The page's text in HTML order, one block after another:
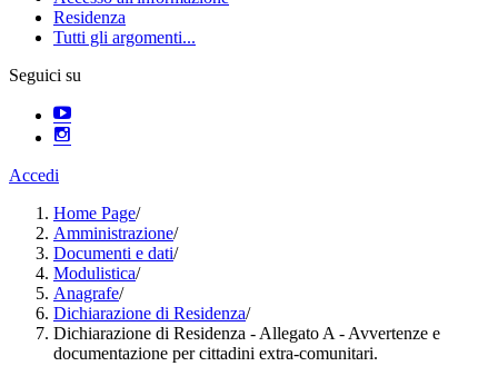
Residenza
Tutti gli argomenti...
Seguici su
Accedi
Home Page/
Amministrazione/
Documenti e dati/
Modulistica/
Anagrafe/
Dichiarazione di Residenza/
Dichiarazione di Residenza - Allegato A - Avvertenze e
documentazione per cittadini extra-comunitari.